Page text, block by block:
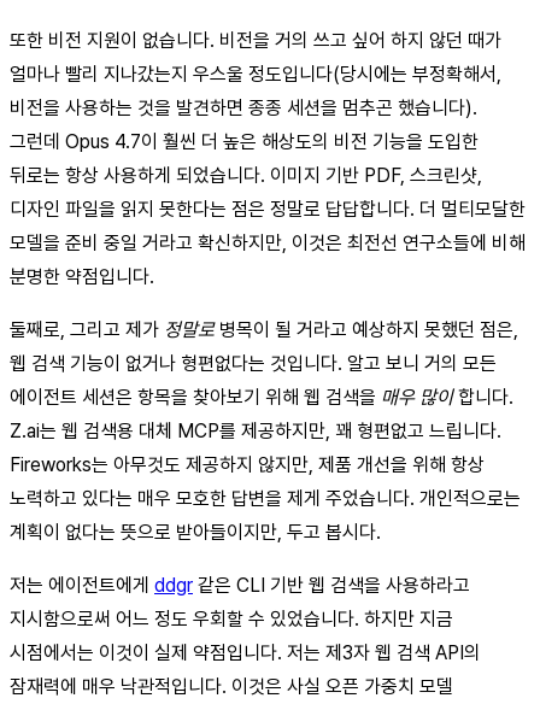
또한 비전 지원이 없습니다. 비전을 거의 쓰고 싶어 하지 않던 때가
얼마나 빨리 지나갔는지 우스울 정도입니다(당시에는 부정확해서,
비전을 사용하는 것을 발견하면 종종 세션을 멈추곤 했습니다).
그런데 Opus 4.7이 훨씬 더 높은 해상도의 비전 기능을 도입한
뒤로는 항상 사용하게 되었습니다. 이미지 기반 PDF, 스크린샷,
디자인 파일을 읽지 못한다는 점은 정말로 답답합니다. 더 멀티모달한
모델을 준비 중일 거라고 확신하지만, 이것은 최전선 연구소들에 비해
분명한 약점입니다.
둘째로, 그리고 제가 정말로병목이 될 거라고 예상하지 못했던 점은,
웹 검색 기능이 없거나 형편없다는 것입니다. 알고 보니 거의 모든
에이전트 세션은 항목을 찾아보기 위해 웹 검색을 매우 많이합니다.
Z.ai는 웹 검색용 대체 MCP를 제공하지만, 꽤 형편없고 느립니다.
Fireworks는 아무것도 제공하지 않지만, 제품 개선을 위해 항상
노력하고 있다는 매우 모호한 답변을 제게 주었습니다. 개인적으로는
계획이 없다는 뜻으로 받아들이지만, 두고 봅시다.
저는 에이전트에게 ddgr 같은 CLI 기반 웹 검색을 사용하라고
지시함으로써 어느 정도 우회할 수 있었습니다. 하지만 지금
시점에서는 이것이 실제 약점입니다. 저는 제3자 웹 검색 API의
잠재력에 매우 낙관적입니다. 이것은 사실 오픈 가중치 모델